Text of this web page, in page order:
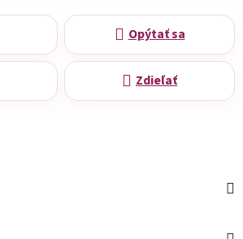
Opýtať sa
Zdieľať